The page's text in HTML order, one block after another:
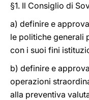
§1. Il Consiglio di
a) definire e
le politiche generali
con i suoi fini
b) definire e
operazioni
alla preventiva